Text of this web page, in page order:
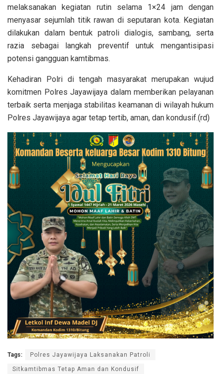
melaksanakan kegiatan rutin selama 1×24 jam dengan
menyasar sejumlah titik rawan di seputaran kota. Kegiatan
dilakukan dalam bentuk patroli dialogis, sambang, serta
razia sebagai langkah preventif untuk mengantisipasi
potensi gangguan kamtibmas.
Kehadiran Polri di tengah masyarakat merupakan wujud
komitmen Polres Jayawijaya dalam memberikan pelayanan
terbaik serta menjaga stabilitas keamanan di wilayah hukum
Polres Jayawijaya agar tetap tertib, aman, dan kondusif.(rd)
Tags: Polres Jayawijaya Laksanakan Patroli
Sitkamtibmas Tetap Aman dan Kondusif